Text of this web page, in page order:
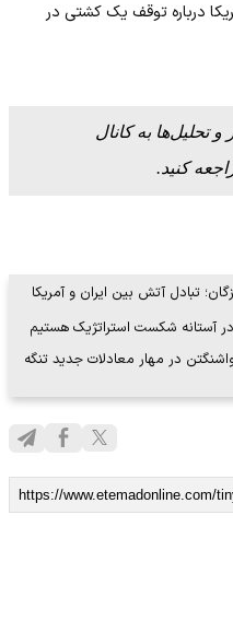
درباره توقف یک کشتی در
تحلیل‌ها به کانال
کنید.
تبادل آتش بین ایران و آمریکا
در آستانه شکست استراتژیک هستیم
در مهار معادلات جدید تنگه